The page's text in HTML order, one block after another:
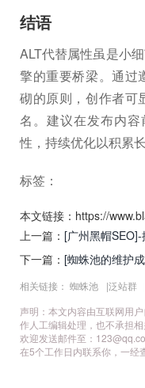
结语
ALT代替属性虽是小
擎的重要桥梁。通过
砌的原则，创作者可
名。建议在发布内
性，持续优化以积累
标签：
本文链接：https://
上一篇： [广州黑帽
与正规替代方案
下一篇： [蜘蛛池的维护
高投入背后的价值与优化
相关链接： 蜘蛛池 |泛站群
声明：本文内容由互联网用
作人工编辑处理，也不承担
欢迎发送邮件至：
在5个工作日内联系你，一经